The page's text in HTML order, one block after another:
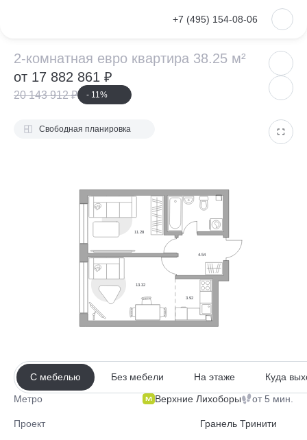
+7 (495) 154-08-06
2-комнатная
2-комнатная евро квартира 38.25 м²
от 17 882 861 ₽
20 143 912 ₽ - 11%
VKontakte
Метро Верхние Лихоборы от 5 мин.
Проект Гранель Тринити
4.54
3.92
13.32
11.28
Свободная планировка
С мебелью Без мебели На этаже Куда